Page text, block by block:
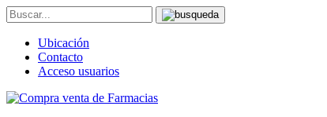
Ubicación
Contacto
Acceso usuarios